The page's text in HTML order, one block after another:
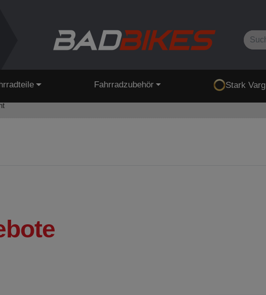
Fahrradzubehör Stark Varg